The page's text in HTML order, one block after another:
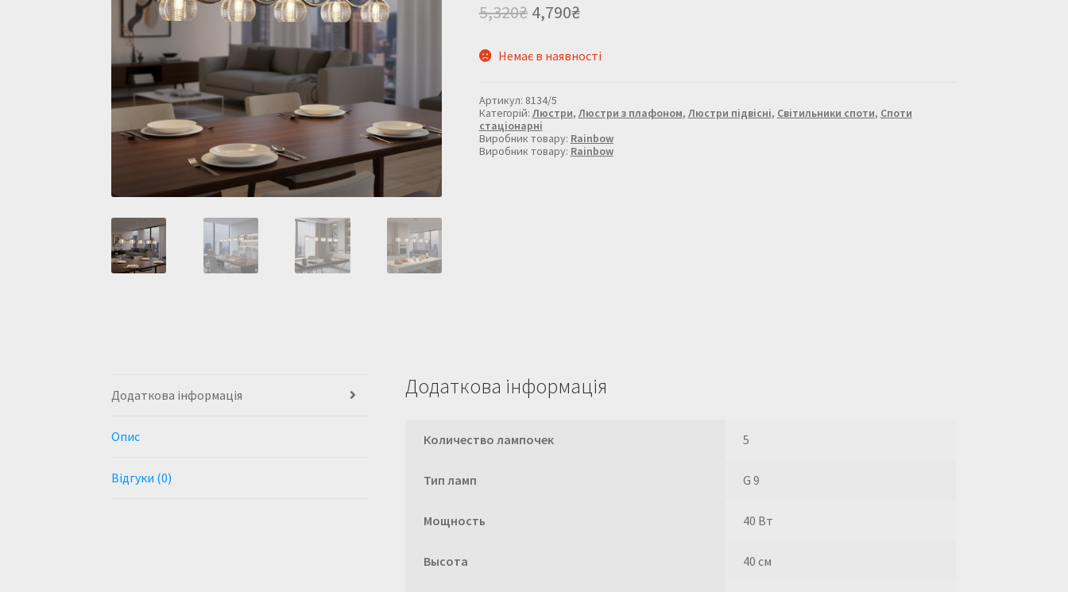
5,320₴ Оригінальна
5,320₴
4,790₴Поточна
4,790₴
Немає в наявності
Артикул: 8134/5
Категорій: Люстри, Люстри з плафоном, Люстри підвісні, Світильники споти, Споти
стаціонарні
Виробник товару: Rainbow
Виробник товару: Rainbow
Додаткова інформація
Опис
Відгуки (0)
Додаткова інформація
Количество лампочек 5
Тип ламп G 9
Мощность 40 Вт
Высота 40 см